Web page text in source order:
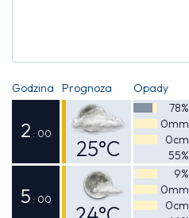
Godzina Prognoza Opady
2 : 00
25°C
Odczuwalna
25°C
78%
0mm
0cm
55%
5 : 00
9%
0mm
0cm